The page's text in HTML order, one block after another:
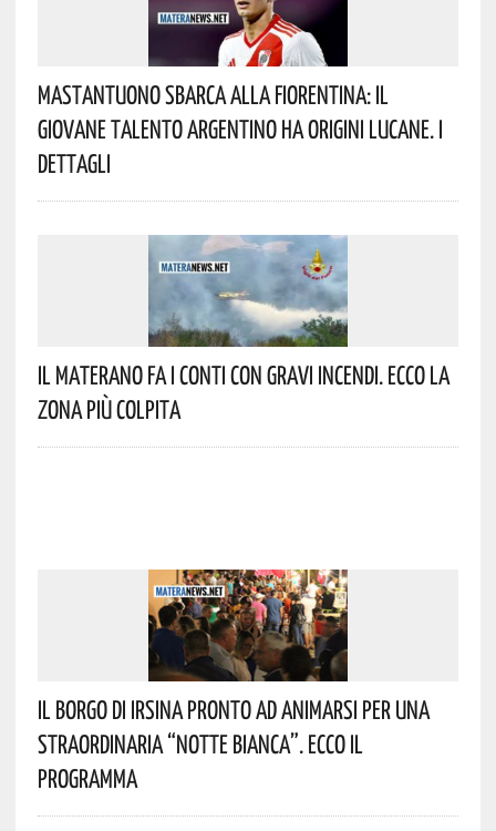
Mastantuono Sbarca Alla Fiorentina: Il
Giovane Talento Argentino Ha Origini Lucane. I
Dettagli
Il Materano Fa I Conti Con Gravi Incendi. Ecco La
Zona Più Colpita
Il Borgo Di Irsina Pronto Ad Animarsi Per Una
Straordinaria “Notte Bianca”. Ecco Il
Programma